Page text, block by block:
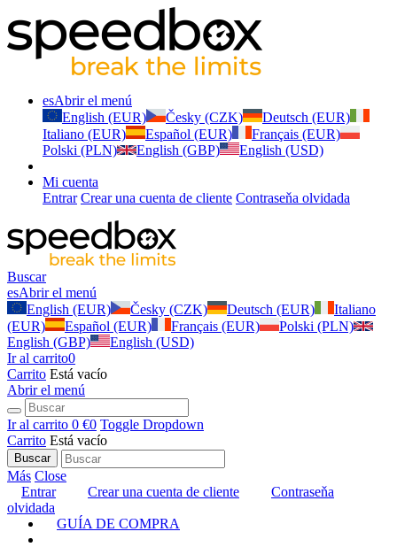
esAbrir el menú
English (EUR)
Česky (CZK)
Deutsch (EUR)
Italiano (EUR)
Español (EUR)
Français (EUR)
Polski (PLN)
English (GBP) English (USD)
Mi cuenta
Entrar Crear una cuenta de cliente Contraseňa olvidada
Buscar
esAbrir el menú
English (EUR)
Česky (CZK) Deutsch (EUR)
Italiano
(EUR)
Español (EUR) Français (EUR)
Polski (PLN)
English (GBP)
English (USD)
Ir al carrito0
Carrito Está vacío
Abrir el menú
Ir al carrito 0 €0 Toggle Dropdown
Carrito Está vacío
Buscar
Más Close
Entrar
Crear una cuenta de cliente
Contraseňa
olvidada
GUÍA DE COMPRA